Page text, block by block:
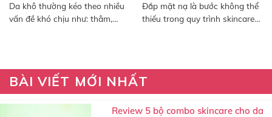
Da khô thường kéo theo nhiều
vấn đề khó chịu như: thâm,
Đắp mặt nạ là bước không thể
thiếu trong quy trình skincare
BÀI VIẾT MỚI NHẤT
Review 5 bộ combo skincare cho da